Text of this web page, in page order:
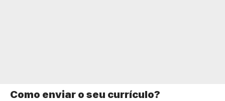
Como enviar o seu currículo?